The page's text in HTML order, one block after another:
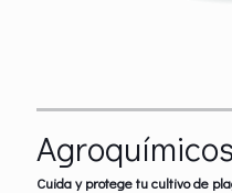
Agroquímicos
Cuida y protege tu cultivo de